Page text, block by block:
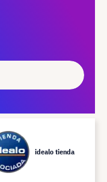
idealo tienda